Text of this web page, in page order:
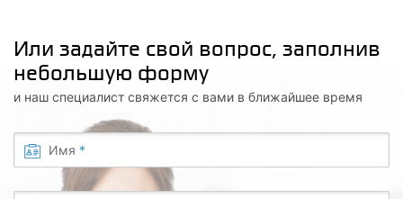
Или задайте свой вопрос, заполнив
небольшую форму
и наш специалист свяжется с вами в ближайшее время
Имя *